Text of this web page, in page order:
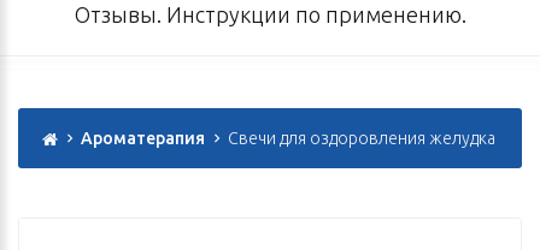
Отзывы. Инструкции по применению.
Ароматерапия Свечи для оздоровления желудка